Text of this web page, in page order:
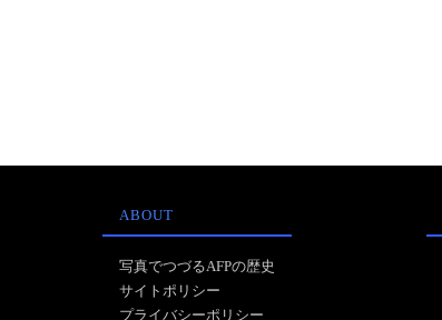
ABOUT
写真でつづるAFPの歴史
サイトポリシー
プライバシーポリシー